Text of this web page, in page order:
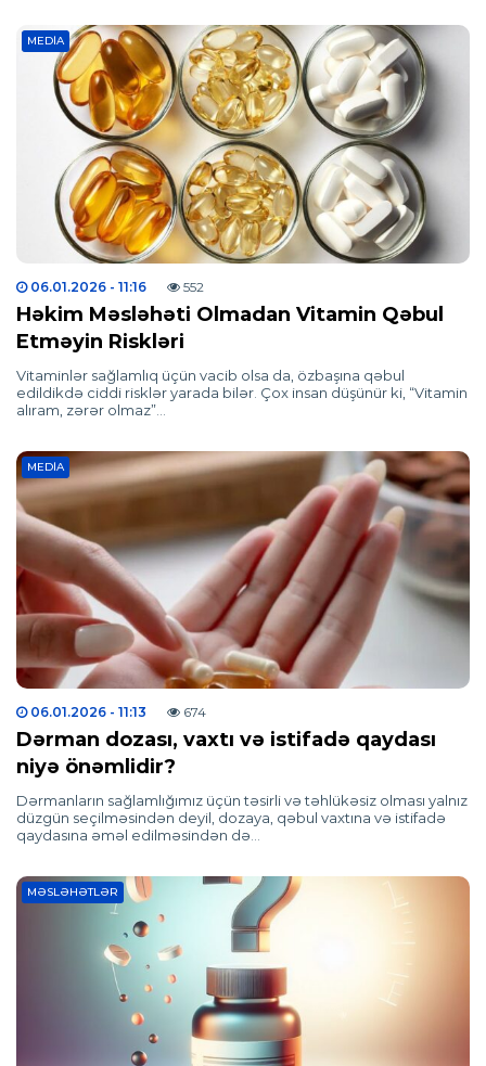
MEDIA
06.01.2026 - 11:16 552
Həkim Məsləhəti Olmadan Vitamin Qəbul
Etməyin Riskləri
Vitaminlər sağlamlıq üçün vacib olsa da, özbaşına qəbul
edildikdə ciddi risklər yarada bilər. Çox insan düşünür ki, “Vitamin
alıram, zərər olmaz”…
MEDIA
06.01.2026 - 11:13 674
Dərman dozası, vaxtı və istifadə qaydası
niyə önəmlidir?
Dərmanların sağlamlığımız üçün təsirli və təhlükəsiz olması yalnız
düzgün seçilməsindən deyil, dozaya, qəbul vaxtına və istifadə
qaydasına əməl edilməsindən də…
MƏSLƏHƏTLƏR